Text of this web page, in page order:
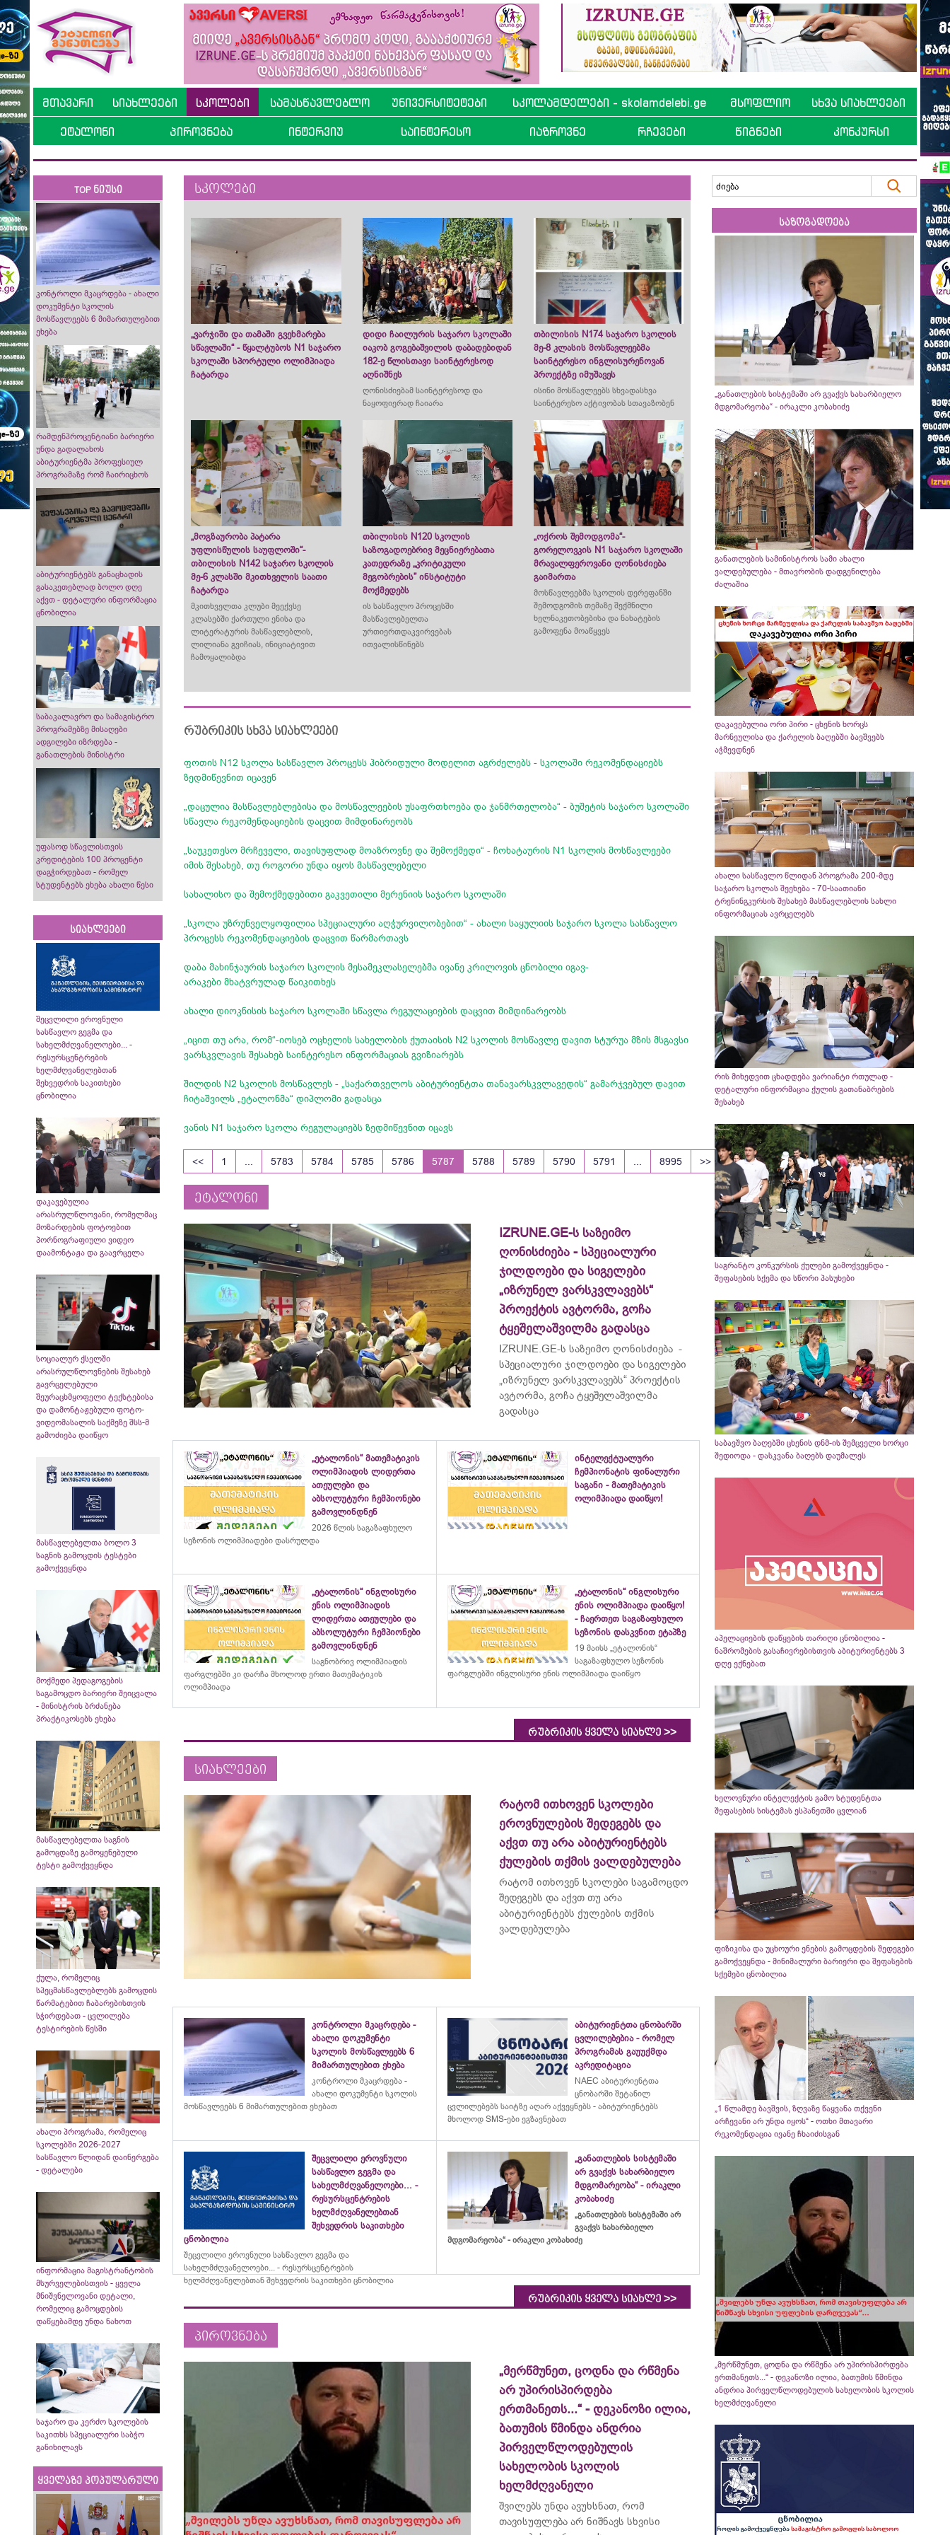
მთავარი სიახლეები სკოლები სამასწავლებლო უნივერსიტეტები სკოლამდელები - skolamdelebi.ge მსოფლიო სხვა სიახლეები
ეტალონი პიროვნება ინტერვიუ საინტერესო იაზროვნე რჩევები წიგნები კონკურსი
TOP ნიუსი
კონტროლი მკაცრდება - ახალი
დოკუმენტი სკოლის
მოსწავლეებს 6 მიმართულებით
ეხება
რამდენპროცენტიანი ბარიერი
უნდა გადალახოს
აბიტურიენტმა პროფესიულ
პროგრამაზე რომ ჩაირიცხოს
აბიტურიენტებს განაცხადის
გასაკეთებლად ბოლო დღე
აქვთ - დეტალური ინფორმაცია
ცნობილია
საბაკალავრო და სამაგისტრო
პროგრამებზე მისაღები
ადგილები იზრდება -
განათლების მინისტრი
უფასოდ სწავლისთვის
კრედიტების 100 პროცენტი
დაგჭირდებათ - რომელ
სტუდენტებს ეხება ახალი წესი
სიახლეები
შეცვლილი ეროვნული
სასწავლო გეგმა და
სახელმძღვანელოები... -
რესურსცენტრების
ხელმძღვანელებთან
შეხვედრის საკითხები
ცნობილია
დაკავებულია
არასრულწლოვანი, რომელმაც
მოზარდების ფოტოებით
პორნოგრაფიული ვიდეო
დაამონტაჟა და გაავრცელა
სოციალურ ქსელში
არასრულწლოვნების შესახებ
გავრცელებული
შეურაცხმყოფელი ტექსტებისა
და დამონტაჟებული ფოტო-
ვიდეომასალის საქმეზე შსს-მ
გამოძიება დაიწყო
მასწავლებელთა ბოლო 3
საგნის გამოცდის ტესტები
გამოქვეყნდა
მოქმედი პედაგოგების
საგამოცდო ბარიერი შეიცვალა
- მინისტრის ბრძანება
პრაქტიკოსებს ეხება
მასწავლებელთა საგნის
გამოცდაზე გამოყენებული
ტესტი გამოქვეყნდა
ქულა, რომელიც
სპეცმასწავლებლებს გამოცდის
წარმატებით ჩაბარებისთვის
სჭირდებათ - ცვლილება
ტესტირების წესში
ახალი პროგრამა, რომელიც
სკოლებში 2026-2027
სასწავლო წლიდან დაინერგება
- დეტალები
ინფორმაცია მაგისტრანტობის
მსურველებისთვის - ყველა
მნიშვნელოვანი დეტალი,
რომელიც გამოცდების
დაწყებამდე უნდა ნახოთ
საჯარო და კერძო სკოლების
საკითხს სპეციალური საბჭო
განიხილავს
ყველაზე პოპულარული
სკოლები
„ვარჯიში და თამაში გვეხმარება
სწავლაში“ - წყალტუბოს N1 საჯარო
სკოლაში სპორტული ოლიმპიადა
ჩატარდა
დიდი ჩაილურის საჯარო სკოლაში
იაკობ გოგებაშვილის დაბადებიდან
182-ე წლისთავი საინტერესოდ
აღნიშნეს
ღონისძიებამ საინტერესოდ და
ნაყოფიერად ჩაიარა
თბილისის N174 საჯარო სკოლის
მე-8 კლასის მოსწავლეებმა
საინტერესო ინგლისურენოვან
პროექტზე იმუშავეს
ისინი მოსწავლეებს სხვადასხვა
საინტერესო აქტივობას სთავაზობენ
„მოგზაურობა პატარა
უფლისწულის საუფლოში“-
თბილისის N142 საჯარო სკოლის
მე-6 კლასში მკითხველის საათი
ჩატარდა
მკითხველთა კლუბი მეექვსე
კლასებში ქართული ენისა და
ლიტერატურის მასწავლებლის,
ლილიანა გვიჩიას, ინიციატივით
ჩამოყალიბდა
თბილისის N120 სკოლის
საზოგადოებრივ მეცნიერებათა
კათედრაზე „კრიტიკული
მეგობრების” ინსტიტუტი
მოქმედებს
ის სასწავლო პროცესში
მასწავლებელთა
ურთიერთდაკვირვებას
ითვალისწინებს
„ოქროს შემოდგომა“-
გორელოვკის N1 საჯარო სკოლაში
მრავალფეროვანი ღონისძიება
გაიმართა
მოსწავლეებმა სკოლის დერეფანში
შემოდგომის თემაზე შექმნილი
ხელნაკეთობებისა და ნახატების
გამოფენა მოაწყვეს
რუბრიკის სხვა სიახლეები
ფოთის N12 სკოლა სასწავლო პროცესს ჰიბრიდული მოდელით აგრძელებს - სკოლაში რეკომენდაციებს
ზედმიწევნით იცავენ
„დაცულია მასწავლებლებისა და მოსწავლეების უსაფრთხოება და ჯანმრთელობა“ - ბუშეტის საჯარო სკოლაში
სწავლა რეკომენდაციების დაცვით მიმდინარეობს
„საუკეთესო მრჩეველი, თავისუფლად მოაზროვნე და შემოქმედი“ - ჩოხატაურის N1 სკოლის მოსწავლეები
იმის შესახებ, თუ როგორი უნდა იყოს მასწავლებელი
სახალისო და შემოქმედებითი გაკვეთილი ​მერენიის საჯარო სკოლაში
„სკოლა უზრუნველყოფილია სპეციალური აღჭურვილობებით“ - ახალი საყულიის საჯარო სკოლა სასწავლო
პროცესს რეკომენდაციების დაცვით წარმართავს
დაბა მახინჯაურის საჯარო სკოლის მესამეკლასელებმა ივანე კრილოვის ცნობილი იგავ-
არაკები მხატვრულად წაიკითხეს
ახალი დიოკნისის საჯარო სკოლაში სწავლა რეგულაციების დაცვით მიმდინარეობს
„იცით თუ არა, რომ“-იოსებ ოცხელის სახელობის ქუთაისის N2 სკოლის მოსწავლე დავით სტურუა მზის მსგავსი
ვარსკვლავის შესახებ საინტერესო ინფორმაციას გვიზიარებს
შილდის N2 სკოლის მოსწავლეს - „საქართველოს აბიტურიენტთა თანავარსკვლავედის“ გამარჯვებულ დავით
ჩიტაშვილ​ს „ეტალონმა“ დიპლომი გადასცა
ვანის N1 საჯარო სკოლა რეგულაციებს ზედმიწევნით იცავს
<< 1 5783 5784 5785 5786 5787 5788 5789 5790 5791 8995 >>
ეტალონი
IZRUNE.GE-ს საზეიმო
ღონისძიება - სპეციალური
ჯილდოები და სიგელები
„იზრუნელ ვარსკვლავებს“
პროექტის ავტორმა, გოჩა
ტყეშელაშვილმა გადასცა
IZRUNE.GE-ს საზეიმო ღონისძიება -
სპეციალური ჯილდოები და სიგელები
„იზრუნელ ვარსკვლავებს“ პროექტის
ავტორმა, გოჩა ტყეშელაშვილმა
გადასცა
„ეტალონის“ მათემატიკის
ოლიმპიადის ლიდერთა
ათეულები და
აბსოლუტური ჩემპიონები
გამოვლინდნენ
2026 წლის საგაზაფხულო
სეზონის ოლიმპიადები დასრულდა
ინტელექტუალური
ჩემპიონატის ფინალური
საგანი - მათემატიკის
ოლიმპიადა დაიწყო!
„ეტალონის“ ინგლისური
ენის ოლიმპიადის
ლიდერთა ათეულები და
აბსოლუტური ჩემპიონები
გამოვლინდნენ
საგნობრივ ოლიმპიადის
ფარგლებში კი დარჩა მხოლოდ ერთი მათემატიკის
ოლიმპიადა
„ეტალონის“ ინგლისური
ენის ოლიმპიადა დაიწყო!
- ჩაერთეთ საგაზაფხულო
სეზონის დასკვნით ეტაპზე
19 მაისს „ეტალონის“
საგაზაფხულო სეზონის
ფარგლებში ინგლისური ენის ოლიმპიადა დაიწყო
რუბრიკის ყველა სიახლე >>
სიახლეები
რატომ ითხოვენ სკოლები
ეროვნულების შედეგებს და
აქვთ თუ არა აბიტურიენტებს
ქულების თქმის ვალდებულება
რატომ ითხოვენ სკოლები საგამოცდო
შედეგებს და აქვთ თუ არა
აბიტურიენტებს ქულების თქმის
ვალდებულება
კონტროლი მკაცრდება -
ახალი დოკუმენტი
სკოლის მოსწავლეებს 6
მიმართულებით ეხება
კონტროლი მკაცრდება -
ახალი დოკუმენტი სკოლის
მოსწავლეებს 6 მიმართულებით ეხებათ
აბიტურიენტთა ცნობარში
ცვლილებებია - რომელ
პროგრამას გაუუქმდა
აკრედიტაცია
NAEC აბიტურიენტთა
ცნობარში შეტანილ
ცვლილებებს საიტზე აღარ აქვეყნებს - აბიტურიენტებს
მხოლოდ SMS-ები ეგზავნებათ
შეცვლილი ეროვნული
სასწავლო გეგმა და
სახელმძღვანელოები... -
რესურსცენტრების
ხელმძღვანელებთან
შეხვედრის საკითხები
ცნობილია
შეცვლილი ეროვნული სასწავლო გეგმა და
სახელმძღვანელოები... - რესურსცენტრების
ხელმძღვანელებთან შეხვედრის საკითხები ცნობილია
„განათლების სისტემაში
არ გვაქვს სახარბიელო
მდგომარეობა“ - ირაკლი
კობახიძე
„განათლების სისტემაში არ
გვაქვს სახარბიელო
მდგომარეობა“ - ირაკლი კობახიძე
რუბრიკის ყველა სიახლე >>
პიროვნება
„მერწმუნეთ, ცოდნა და რწმენა
არ უპირისპირდება
ერთმანეთს...“ - დეკანოზი ილია,
ბათუმის წმინდა ანდრია
პირველწლოდებულის
სახელობის სკოლის
ხელმძღვანელი
შვილებს უნდა ავუხსნათ, რომ
თავისუფლება არ ნიშნავს სხვისი
საზოგადოება
„განათლების სისტემაში არ გვაქვს სახარბიელო
მდგომარეობა“ - ირაკლი კობახიძე
განათლების სამინისტროს სამი ახალი
ვალდებულება - მთავრობის დადგენილება
ძალაშია
დაკავებულია ორი პირი - ცხენის ხორცს
მარნეულისა და ქარელის ბაღებში ბავშვებს
აჭმევდნენ
ახალი სასწავლო წლიდან პროგრამა 200-მდე
საჯარო სკოლას შეეხება - 70-საათიანი
ტრენინგკურსის შესახებ მასწავლებლის სახლი
ინფორმაციას ავრცელებს
რის მიხედვით ცხადდება ვარიანტი რთულად -
დეტალური ინფორმაცია ქულის გათანაბრების
შესახებ
საგრანტო კონკურსის ქულები გამოქვეყნდა -
შეფასების სქემა და სწორი პასუხები
საბავშვო ბაღებში ცხენის დნმ-ის შემცველი ხორცი
შედიოდა - დასკვანა ბაღებს დაუმალეს
აპელაციების დაწყების თარიღი ცნობილია -
ნაშრომების გასაჩივრებისთვის აბიტურიენტებს 3
დღე ექნებათ
ხელოვნური ინტელექტის გამო სტუდენტთა
შეფასების სისტემას ესპანეთში ცვლიან
ფიზიკისა და უცხოური ენების გამოცდების შედეგები
გამოქვეყნდა - მინიმალური ბარიერი და შეფასების
სქემები ცნობილია
„1 წლამდე ბავშვის, ზღვაზე წაყვანა თქვენი
არჩევანი არ უნდა იყოს“ - ოთხი მთავარი
რეკომენდაცია ივანე ჩხაიძისგან
„მერწმუნეთ, ცოდნა და რწმენა არ უპირისპირდება
ერთმანეთს...“ - დეკანოზი ილია, ბათუმის წმინდა
ანდრია პირველწლოდებულის სახელობის სკოლის
ხელმძღვანელი